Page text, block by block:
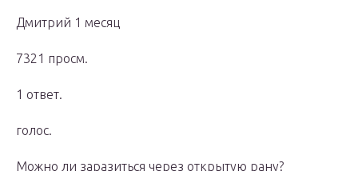
Дмитрий 1 месяц
7321 просм.
1 ответ.
голос.
Можно ли заразиться через открытую рану?